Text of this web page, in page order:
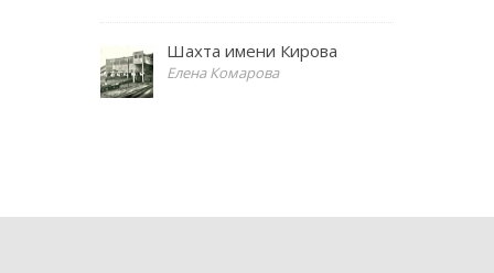
Шахта имени Кирова
Елена Комарова